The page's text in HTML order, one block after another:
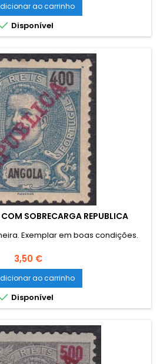
ao carrinho
 Disponível
SOBRECARGA REPUBLICA
Exemplar em boas condições.
Preço
3,50 €
ao carrinho
 Disponível